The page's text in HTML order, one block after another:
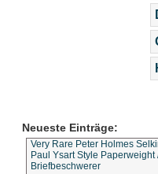
Neueste Einträge:
Very Rare Peter Holmes
Paul Ysart Style Paperweight
Briefbeschwerer